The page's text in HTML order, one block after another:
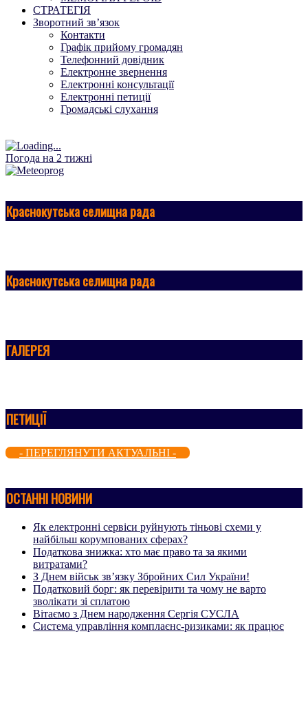
СТРАТЕГІЯ
Зворотний зв’язок
Контакти
Графік прийому громадян
Телефонний довідник
Електронне звернення
Електронні консультації
Електронні петиції
Громадські слухання
Погода на 2 тижні
Краснокутська селищна рада
Краснокутська селищна рада
ГАЛЕРЕЯ
ПЕТИЦІЇ
- ПЕРЕГЛЯНУТИ АКТУАЛЬНІ -
ОСТАННІ НОВИНИ
Як електронні сервіси руйнують тіньові схеми у
найбільш корумпованих сферах?
Податкова знижка: хто має право та за якими
витратами?
З Днем військ зв’язку Збройних Сил України!
Податковий борг: як перевірити та чому не варто
зволікати зі сплатою
Вітаємо з Днем народження Сергія СУСЛА
Система управління комплаєнс-ризиками: як працює